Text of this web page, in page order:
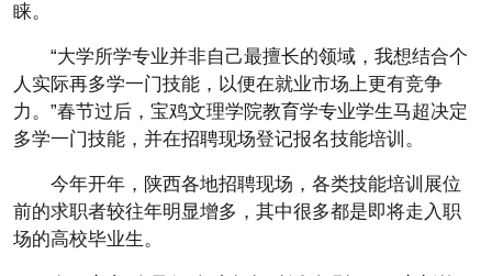
睐。
“大学所学专业并非自己最擅长的领域，我想结合个
人实际再多学一门技能，以便在就业市场上更有竞争
力。”春节过后，宝鸡文理学院教育学专业学生马超决定
多学一门技能，并在招聘现场登记报名技能培训。
今年开年，陕西各地招聘现场，各类技能培训展位
前的求职者较往年明显增多，其中很多都是即将走入职
场的高校毕业生。